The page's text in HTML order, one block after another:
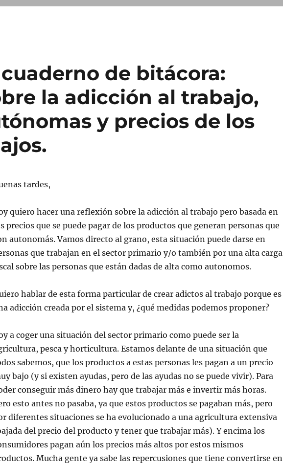
de bitácora:
la adicción al trabajo,
y precios de los
tardes,
quiero hacer una reflexión sobre la adicción al trabajo pero basada en
precios que se puede pagar de los productos que generan personas que
autonomás. Vamos directo al grano, esta situación puede darse en
que trabajan en el sector primario y/o también por una alta carga
sobre las personas que están dadas de alta como autonomos.
hablar de esta forma particular de crear adictos al trabajo porque es
adicción creada por el sistema y, ¿qué medidas podemos proponer?
a coger una situación del sector primario como puede ser la
pesca y horticultura. Estamos delante de una situación que
sabemos, que los productos a estas personas les pagan a un precio
bajo (y si existen ayudas, pero de las ayudas no se puede vivir). Para
conseguir más dinero hay que trabajar más e invertir más horas.
esto antes no pasaba, ya que estos productos se pagaban más, pero
diferentes situaciones se ha evolucionado a una agricultura extensiva
del precio del producto y tener que trabajar más). Y encima los
pagan aún los precios más altos por estos mismos
Mucha gente ya sabe las repercusiones que tiene convertirse en